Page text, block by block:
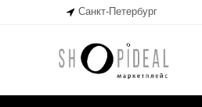
Санкт-Петербург